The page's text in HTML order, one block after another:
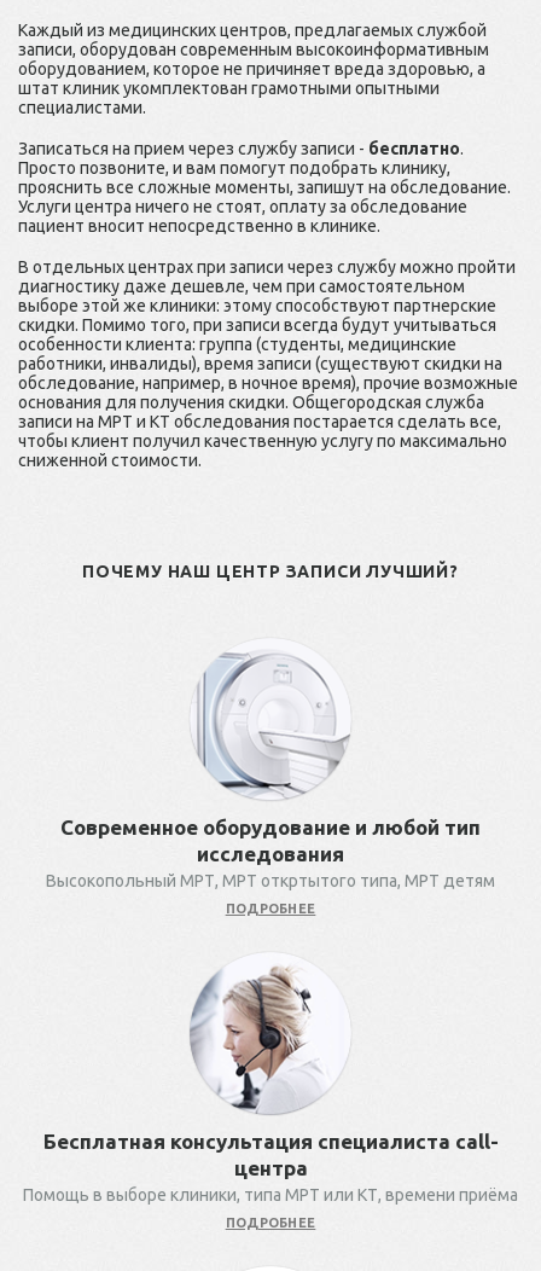
Каждый из медицинских центров, предлагаемых службой
записи, оборудован современным высокоинформативным
оборудованием, которое не причиняет вреда здоровью, а
штат клиник укомплектован грамотными опытными
специалистами.
Записаться на прием через службу записи - бесплатно.
Просто позвоните, и вам помогут подобрать клинику,
прояснить все сложные моменты, запишут на обследование.
Услуги центра ничего не стоят, оплату за обследование
пациент вносит непосредственно в клинике.
В отдельных центрах при записи через службу можно пройти
диагностику даже дешевле, чем при самостоятельном
выборе этой же клиники: этому способствуют партнерские
скидки. Помимо того, при записи всегда будут учитываться
особенности клиента: группа (студенты, медицинские
работники, инвалиды), время записи (существуют скидки на
обследование, например, в ночное время), прочие возможные
основания для получения скидки. Общегородская служба
записи на МРТ и КТ обследования постарается сделать все,
чтобы клиент получил качественную услугу по максимально
сниженной стоимости.
ПОЧЕМУ НАШ ЦЕНТР ЗАПИСИ ЛУЧШИЙ?
Современное оборудование и любой тип
исследования
Высокопольный МРТ, МРТ откртытого типа, МРТ детям
ПОДРОБНЕЕ
Бесплатная консультация специалиста call-
центра
Помощь в выборе клиники, типа МРТ или КТ, времени приёма
ПОДРОБНЕЕ